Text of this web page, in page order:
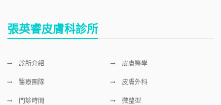
張英睿皮膚科診所
診所介紹 皮膚醫學
醫療團隊 皮膚外科
門診時間 微整型